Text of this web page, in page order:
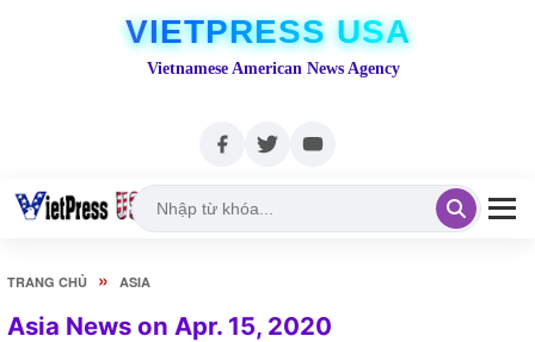
VIETPRESS USA
Vietnamese American News Agency
TRANG CHỦ » ASIA
Asia News on Apr. 15, 2020